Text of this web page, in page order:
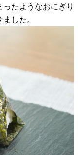
たようなおにぎり
した。